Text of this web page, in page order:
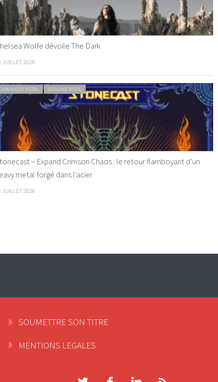
Wolfe dévoile The Dark
JUILLET 2026
METAL WEBZINE METAL
– Expand Crimson Chaos : le retour flamboyant d’un
metal forgé dans l’acier
JUILLET 2026
SOUMETTRE SON TITRE
MENTIONS LEGALES